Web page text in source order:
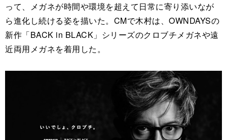
って、メガネが時間や環境を超えて日常に寄り添いなが
ら進化し続ける姿を描いた。CMで木村は、OWNDAYSの
新作「BACK in BLACK」シリーズのクロブチメガネや遠
近両用メガネを着用した。